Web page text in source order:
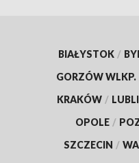
BIAŁYSTOK /
GORZÓW WLKP.
KRAKÓW /
OPOLE /
SZCZECIN /